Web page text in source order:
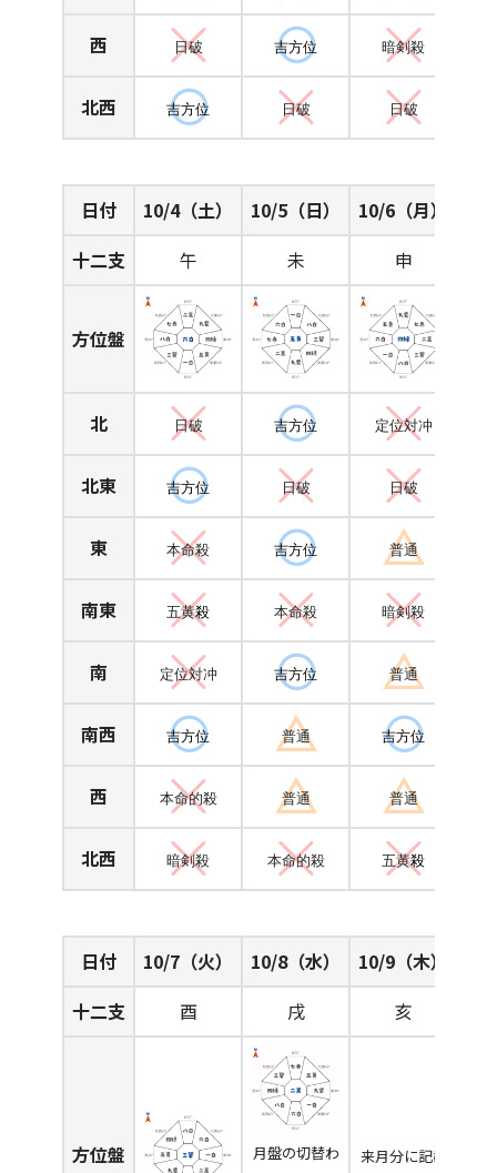
西 日破 吉方位 暗剣殺
北西 吉方位 日破 日破
日付 10/4（土） 10/5（日）
10/6（月）
十二支
午 未 申
方位盤
北 日破 吉方位 定位対冲
北東 吉方位 日破 日破
東 本命殺 吉方位 普通
南東 五黄殺 本命殺 暗剣殺
南 定位対冲 吉方位 普通
南西 吉方位 普通 吉方位
西 本命的殺 普通 普通
北西 暗剣殺 本命的殺 五黄殺
日付 10/7（火） 10/8（水）
10/9（木）
十二支
酉 戌 亥
方位盤
月盤の切替わ
来月分に記載